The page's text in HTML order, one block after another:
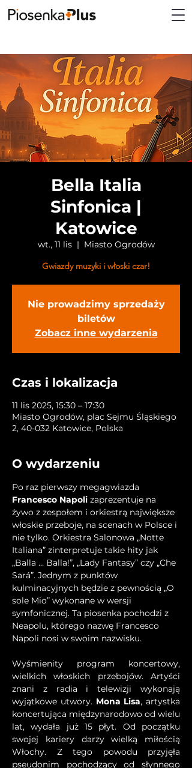
Bella Italia
Sinfonica |
Katowice
wt., 11 lis
  |
Miasto Ogrodów
Gwiazdy muzyki i włoski czar!
Nie prowadzimy sprzedaży
biletów
Zobacz inne wydarzenia
Czas i lokalizacja
11 lis 2025, 15:30 – 17:30
Miasto Ogrodów, plac Sejmu Śląskiego
2, 40-032 Katowice, Polska
O wydarzeniu
Po raz pierwszy megagwiazda
Francesco Napoli zaprezentuje na
żywo z zespołem i orkiestrą największe
włoskie przeboje, na scenach w Polsce i
nie tylko. Orkiestra Salonowa „Notte
Italiana” zinterpretuje takie hity jak
„Balla … Balla!”, „Lady Fantasy” czy „Che
Sará”. Jednym z punktów
kulminacyjnych będzie z pewnością „O
sole Mio” wykonane w wersji
symfonicznej. Ta piosenka pochodzi z
Neapolu, którego nazwę Francesco
Napoli nosi w swoim nazwisku.
Wyśmienity program koncertowy,
wielkich włoskich przebojów. Artyści
znani z radia i telewizji wykonają
wyjątkowe utwory. Mona Lisa, artystka
koncertująca międzynarodowo od wielu
lat, wydała już 15 płyt. Od początku
swojej kariery darzy wielką miłością
Włochy. Z tego powodu przyjęła
pseudonim pochodzący od słynnego